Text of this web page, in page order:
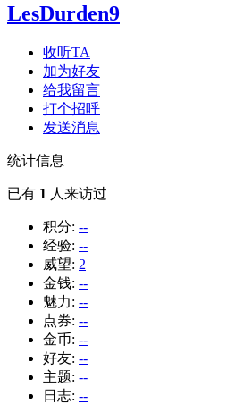
LesDurden9
收听TA
加为好友
给我留言
打个招呼
发送消息
统计信息
已有 1 人来访过
积分: --
经验: --
威望: 2
金钱: --
魅力: --
点券: --
金币: --
好友: --
主题: --
日志: --